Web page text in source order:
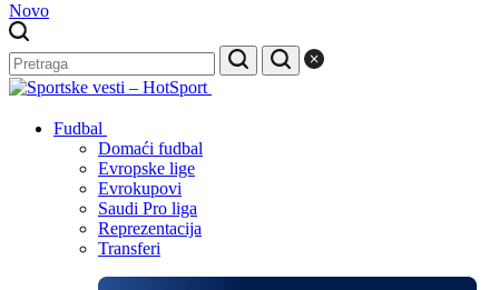
Novo
Fudbal
Domaći fudbal
Evropske lige
Evrokupovi
Saudi Pro liga
Reprezentacija
Transferi